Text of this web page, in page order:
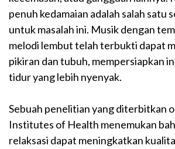
penuh kedamaian adalah salah satu
untuk masalah ini. Musik dengan
melodi lembut telah terbukti dapat
pikiran dan tubuh, mempersiapkan
tidur yang lebih nyenyak.
Sebuah penelitian yang diterbitkan
Institutes of Health menemukan
relaksasi dapat meningkatkan